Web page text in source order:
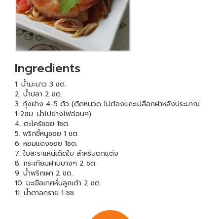
Ingredients
1. น้ำมะนาว 3 ชต.
2. น้ำปลา 2 ชต.
3. กุ้งย่าง 4-5 ตัว (ตัดหนวด ไม่ต้องแกะเปลือกผ่าหลังประมาณ
1-2ซม. นำไปย่างไฟอ่อนๆ)
4. ตะไคร้ซอย 1ชต.
5. พริกขี้หนูซอย 1 ชต.
6. หอมแดงซอย 1ชต.
7. ใบสะระแหน่เด็ดใบ สำหรับตกแต่ง
8. กระเทียมฝานบางๆ 2 ชต.
9. น้ำพริกเผา 2 ชต.
10. มะเขือเทศหั่นลูกเต๋า 2 ชต.
11. น้ำตาลทราย 1 ชช.